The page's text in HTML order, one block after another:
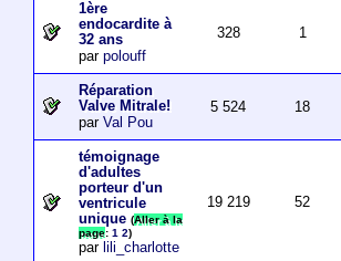
1ère
endocardite à
32 ans
par polouff
328 1
Réparation
Valve Mitrale!
par Val Pou
5 524 18
témoignage
d'adultes
porteur d'un
ventricule
unique (Aller à la
page: 1 2)
par lili_charlotte
19 219 52